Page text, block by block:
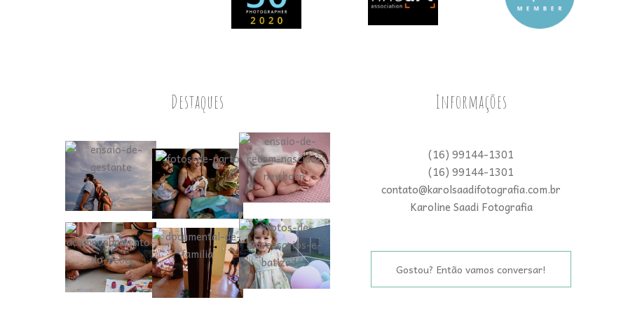
Destaques Informações
(16) 99144-1301
(16) 99144-1301
contato@karolsaadifotografia.com.br
Karoline Saadi Fotografia
Gostou? Então vamos conversar!